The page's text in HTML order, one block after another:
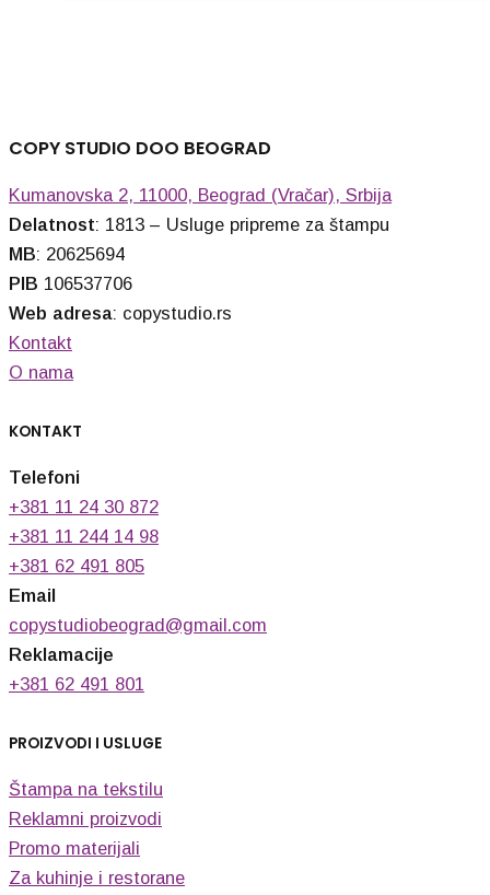
COPY STUDIO DOO BEOGRAD
Kumanovska 2, 11000, Beograd (Vračar), Srbija
Delatnost: 1813 – Usluge pripreme za štampu
MB: 20625694
PIB 106537706
Web adresa: copystudio.rs
Kontakt
O nama
KONTAKT
Telefoni
+381 11 24 30 872
+381 11 244 14 98
+381 62 491 805
Email
copystudiobeograd@gmail.com
Reklamacije
+381 62 491 801
PROIZVODI I USLUGE
Štampa na tekstilu
Reklamni proizvodi
Promo materijali
Za kuhinje i restorane